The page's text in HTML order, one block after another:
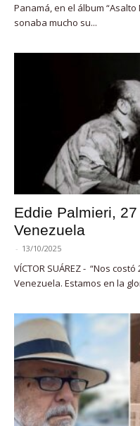
Panamá, en el álbum
sonaba mucho su...
Eddie Palmieri,
Venezuela
- 13/10/2025
VÍCTOR SUÁREZ - “Nos
Venezuela. Estamos en la